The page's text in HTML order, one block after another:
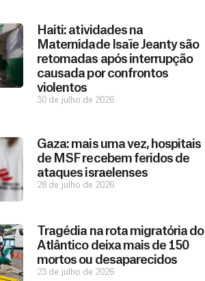
Haiti: atividades na
Maternidade Isaïe Jeanty são
retomadas após interrupção
causada por confrontos
violentos
30 de julho de 2026
Gaza: mais uma vez, hospitais
de MSF recebem feridos de
ataques israelenses
28 de julho de 2026
Tragédia na rota migratória do
Atlântico deixa mais de 150
mortos ou desaparecidos
23 de julho de 2026